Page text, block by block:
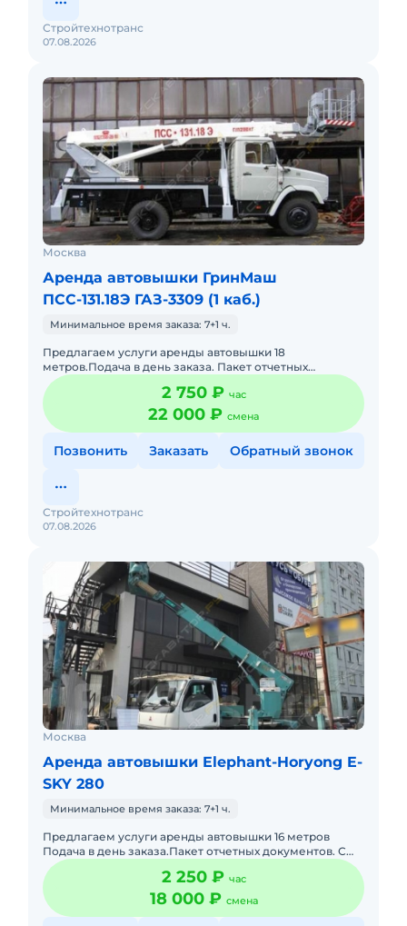
07.08.2026
Стройтехнотранс
Москва
Аренда автовышки ГринМаш
ПСС-131.18Э ГАЗ-3309 (1 каб.)
Минимальное время заказа: 7+1 ч.
Предлагаем услуги аренды автовышки 18
метров.Подача в день заказа. Пакет отчетных
документов.С оператором.Топливо включено в
стоимость.Долгосрочная аренда. Крат
2 750 ₽ час
22 000 ₽ смена
Позвонить Заказать Обратный звонок
07.08.2026
Стройтехнотранс
Москва
Аренда автовышки Elephant-Horyong E-
SKY 280
Минимальное время заказа: 7+1 ч.
Предлагаем услуги аренды автовышки 16 метров
Подача в день заказа.Пакет отчетных документов. С
оператором.Топливо включено в
стоимость.Долгосрочная аренда. Крат
2 250 ₽ час
18 000 ₽ смена